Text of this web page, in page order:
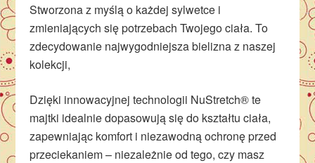
Stworzona z myślą o każdej sylwetce i
zmieniających się potrzebach Twojego ciała. To
zdecydowanie najwygodniejsza bielizna z naszej
kolekcji,
Dzięki innowacyjnej technologii NuStretch® te
majtki idealnie dopasowują się do kształtu ciała,
zapewniając komfort i niezawodną ochronę przed
przeciekaniem – niezależnie od tego, czy masz